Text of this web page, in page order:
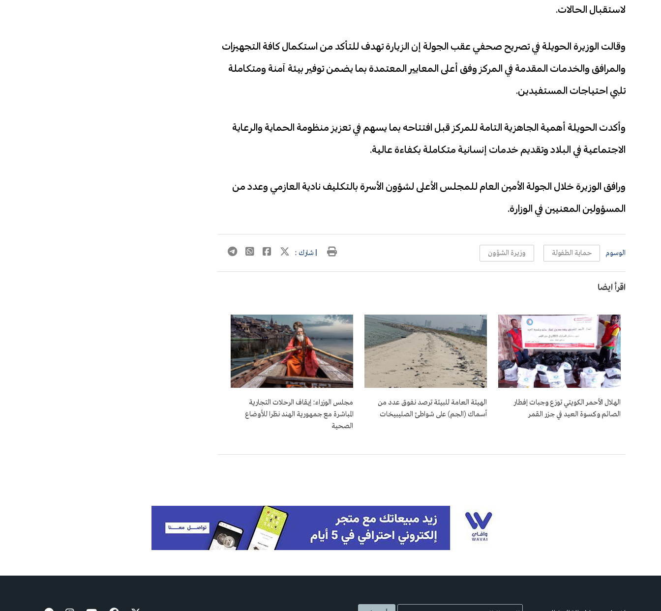
لاستقبال الحالات.
وقالت الوزيرة الحويلة في تصريح صحفي عقب الجولة إن الزيارة تهدف للتأكد من استكمال كافة التجهيزات
والمرافق والخدمات المقدمة في المركز وفق أعلى المعايير المعتمدة بما يضمن توفير بيئة آمنة ومتكاملة
تلبي احتياجات المستفيدين.
وأكدت الحويلة أهمية الجاهزية التامة للمركز قبل افتتاحه بما يسهم في تعزيز منظومة الحماية والرعاية
الاجتماعية في البلاد وتقديم خدمات إنسانية متكاملة بكفاءة عالية.
ورافق الوزيرة خلال الجولة الأمين العام للمجلس الأعلى لشؤون الأسرة بالتكليف نادية العازمي وعدد من
المسؤولين المعنيين في الوزارة.
الوسوم حماية الطفولة وزيرة الشؤون | شارك :
اقرأ ايضا
الهلال الأحمر الكويتي توزع وجبات إفطار
الصائم وكسوة العيد في جزر القمر
الهيئة العامة للبيئة ترصد نفوق عدد من
أسماك (الجم) على شواطئ الصليبيخات
مجلس الوزراء: إيقاف الرحلات التجارية
المباشرة مع جمهورية الهند نظرا للأوضاع
الصحية